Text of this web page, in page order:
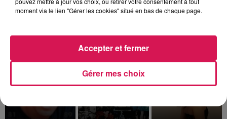
6h42
6h42
moment via le lien "Gérer les cookies" situé en bas de chaque page.
Gérer mes choix
Accepter et fermer